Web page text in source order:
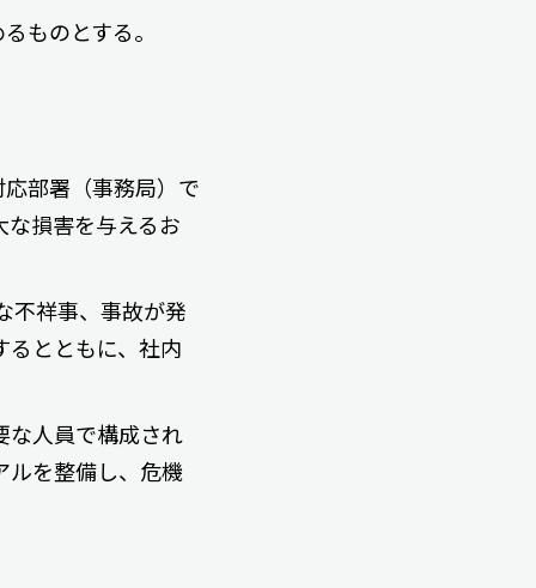
ものとする。
部署（事務局）で
損害を与えるお
不祥事、事故が発
とともに、社内
な人員で構成され
ルを整備し、危機